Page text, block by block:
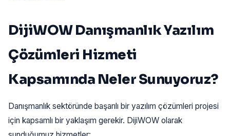
DijiWOW Danışmanlık Yazılım
Çözümleri Hizmeti
Kapsamında Neler Sunuyoruz?
Danışmanlık sektöründe başarılı bir yazılım çözümleri projesi
için kapsamlı bir yaklaşım gerekir. DijiWOW olarak